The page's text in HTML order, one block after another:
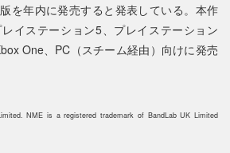
を年内に発売すると発表している。本作
イステーション5、プレイステーション
One、PC（スチーム経由）向けに発売
NME is a registered trademark of BandLab UK Limited